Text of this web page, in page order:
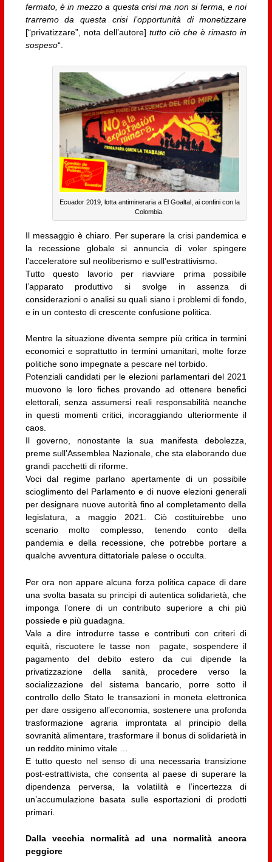
fermato, è in mezzo a questa crisi ma non si ferma, e noi
trarremo da questa crisi l’opportunità di monetizzare
[“privatizzare”, nota dell’autore] tutto ciò che è rimasto in
sospeso“.
Ecuador 2019, lotta antimineraria a El Goaltal, ai confini con la
Colombia.
Il messaggio è chiaro. Per superare la crisi pandemica e
la recessione globale si annuncia di voler spingere
l’acceleratore sul neoliberismo e sull’estrattivismo.
Tutto questo lavorio per riavviare prima possibile
l’apparato produttivo si svolge in assenza di
considerazioni o analisi su quali siano i problemi di fondo,
e in un contesto di crescente confusione politica.
Mentre la situazione diventa sempre più critica in termini
economici e soprattutto in termini umanitari, molte forze
politiche sono impegnate a pescare nel torbido.
Potenziali candidati per le elezioni parlamentari del 2021
muovono le loro fiches provando ad ottenere benefici
elettorali, senza assumersi reali responsabilità neanche
in questi momenti critici, incoraggiando ulteriormente il
caos.
Il governo, nonostante la sua manifesta debolezza,
preme sull’Assemblea Nazionale, che sta elaborando due
grandi pacchetti di riforme.
Voci dal regime parlano apertamente di un possibile
scioglimento del Parlamento e di nuove elezioni generali
per designare nuove autorità fino al completamento della
legislatura, a maggio 2021. Ciò costituirebbe uno
scenario molto complesso, tenendo conto della
pandemia e della recessione, che potrebbe portare a
qualche avventura dittatoriale palese o occulta.
Per ora non appare alcuna forza politica capace di dare
una svolta basata su principi di autentica solidarietà, che
imponga l’onere di un contributo superiore a chi più
possiede e più guadagna.
Vale a dire introdurre tasse e contributi con criteri di
equità, riscuotere le tasse non pagate, sospendere il
pagamento del debito estero da cui dipende la
privatizzazione della sanità, procedere verso la
socializzazione del sistema bancario, porre sotto il
controllo dello Stato le transazioni in moneta elettronica
per dare ossigeno all’economia, sostenere una profonda
trasformazione agraria improntata al principio della
sovranità alimentare, trasformare il bonus di solidarietà in
un reddito minimo vitale …
E tutto questo nel senso di una necessaria transizione
post-estrattivista, che consenta al paese di superare la
dipendenza perversa, la volatilità e l’incertezza di
un’accumulazione basata sulle esportazioni di prodotti
primari.
Dalla vecchia normalità ad una normalità ancora
peggiore